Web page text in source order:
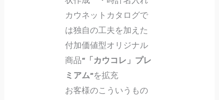
カウネットカタログで
は独自の工夫を加えた
付加価値型オリジナル
商品“「カウコレ」プレ
ミアム”を拡充
お客様のこういうもの